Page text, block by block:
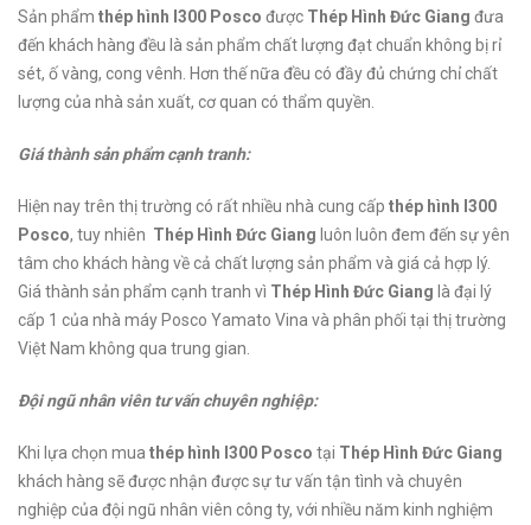
Sản phẩm thép hình I300 Posco được Thép Hình Đức Giang đưa
đến khách hàng đều là sản phẩm chất lượng đạt chuẩn không bị rỉ
sét, ố vàng, cong vênh. Hơn thế nữa đều có đầy đủ chứng chỉ chất
lượng của nhà sản xuất, cơ quan có thẩm quyền.
Giá thành sản phẩm cạnh tranh:
Hiện nay trên thị trường có rất nhiều nhà cung cấp thép hình I300
Posco, tuy nhiên Thép Hình Đức Giang luôn luôn đem đến sự yên
tâm cho khách hàng về cả chất lượng sản phẩm và giá cả hợp lý.
Giá thành sản phẩm cạnh tranh vì Thép Hình Đức Giang là đại lý
cấp 1 của nhà máy Posco Yamato Vina và phân phối tại thị trường
Việt Nam không qua trung gian.
Đội ngũ nhân viên tư vấn chuyên nghiệp:
Khi lựa chọn mua thép hình I300 Posco tại Thép Hình Đức Giang
khách hàng sẽ được nhận được sự tư vấn tận tình và chuyên
nghiệp của đội ngũ nhân viên công ty, với nhiều năm kinh nghiệm